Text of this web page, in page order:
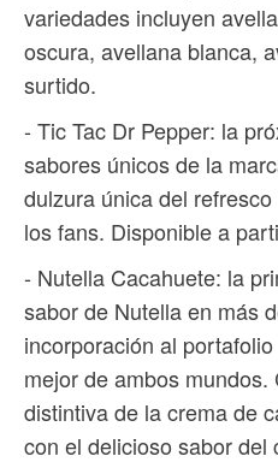
variedades incluyen
oscura, avellana blanca,
surtido.
- Tic Tac Dr Pepper: la
sabores únicos de la
dulzura única del
los fans. Disponible a
- Nutella Cacahuete: la
sabor de Nutella en más
incorporación al
mejor de ambos
distintiva de la crema de
con el delicioso sabor del